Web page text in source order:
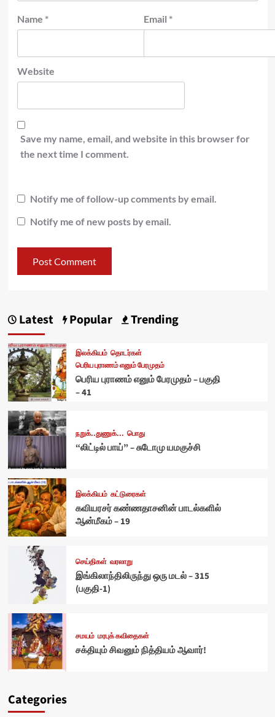
Name * Email *
Website
Save my name, email, and website in this browser for
the next time I comment.
Notify me of follow-up comments by email.
Notify me of new posts by email.
Latest Popular Trending
இலக்கியம் தொடர்கள்
பெரிய புராணம் எனும் பேரமுதம்
பெரிய புராணம் எனும் பேரமுதம் – பகுதி
– 41
நறுக்..துணுக்... பொது
“லிட்டில் பாய்” – சுடோமு யமகுச்சி
இலக்கியம் கட்டுரைகள்
கவியரசர் கண்ணதாசனின் பாடல்களில்
ஆன்மீகம் – 19
செய்திகள் வரலாறு
இங்கிலாந்திலிருந்து ஒரு மடல் – 315
(பகுதி-1)
சமயம் மரபுக் கவிதைகள்
சக்தியும் சிவனும் நித்தியம் ஆவார்!
Categories